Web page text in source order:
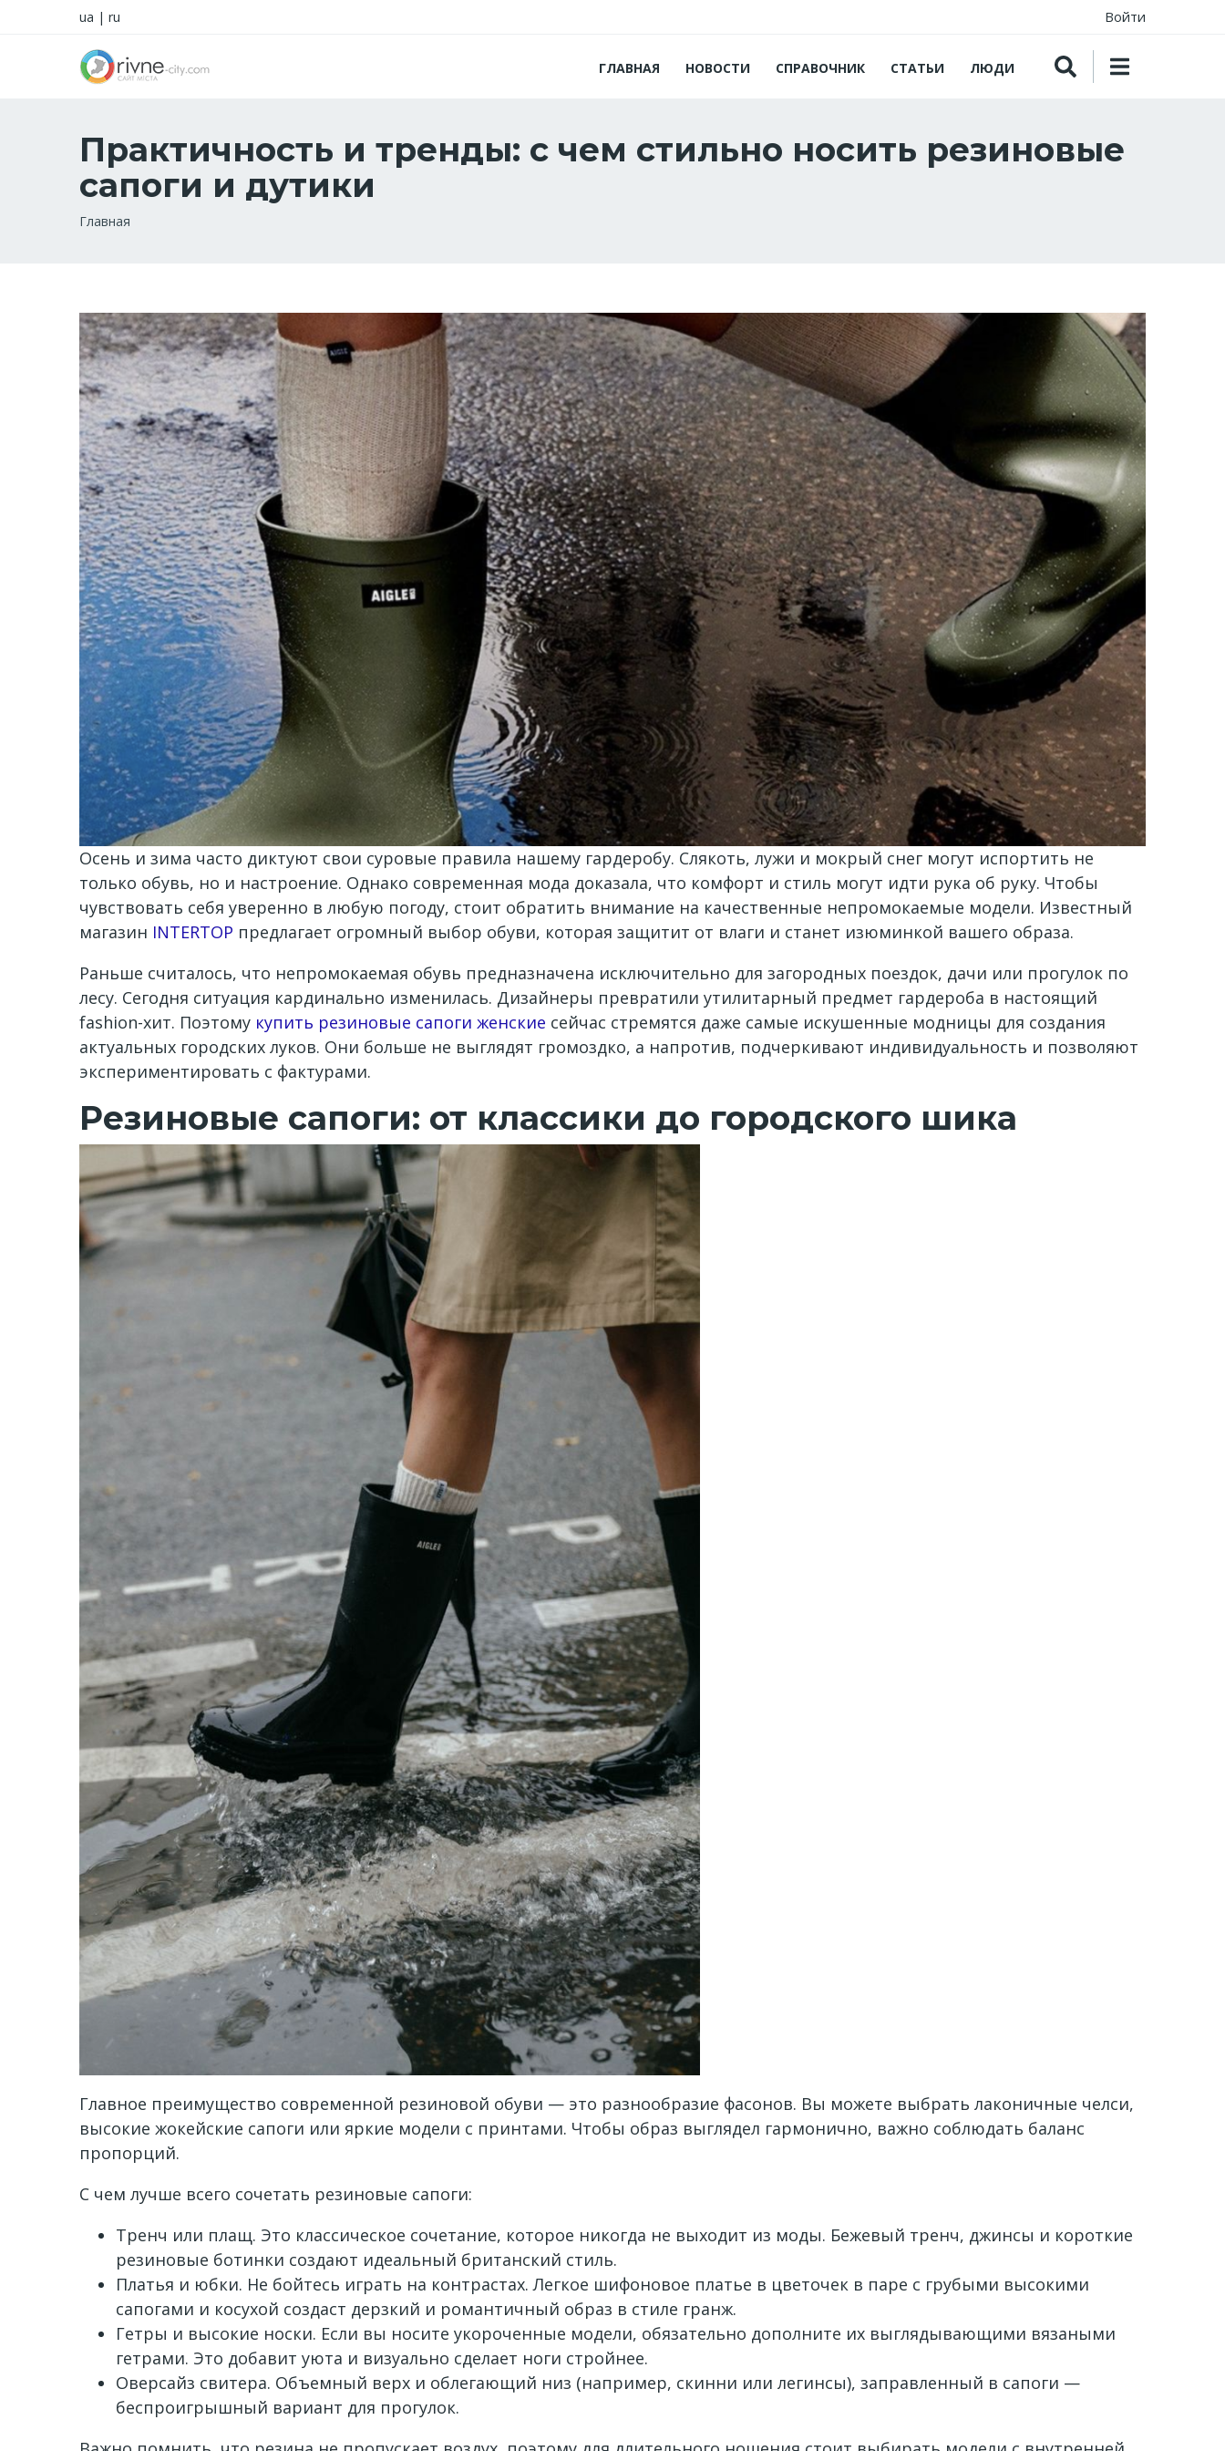
ua | ru Войти
ГЛАВНАЯ НОВОСТИ СПРАВОЧНИК СТАТЬИ ЛЮДИ
Практичность и тренды: с чем стильно носить резиновые
сапоги и дутики
Строка
Главная
Осень и зима часто диктуют свои суровые правила нашему гардеробу. Слякоть, лужи и мокрый снег могут испортить не
только обувь, но и настроение. Однако современная мода доказала, что комфорт и стиль могут идти рука об руку. Чтобы
чувствовать себя уверенно в любую погоду, стоит обратить внимание на качественные непромокаемые модели. Известный
магазин INTERTOP предлагает огромный выбор обуви, которая защитит от влаги и станет изюминкой вашего образа.
Раньше считалось, что непромокаемая обувь предназначена исключительно для загородных поездок, дачи или прогулок по
лесу. Сегодня ситуация кардинально изменилась. Дизайнеры превратили утилитарный предмет гардероба в настоящий
fashion-хит. Поэтому купить резиновые сапоги женские сейчас стремятся даже самые искушенные модницы для создания
актуальных городских луков. Они больше не выглядят громоздко, а напротив, подчеркивают индивидуальность и позволяют
экспериментировать с фактурами.
Резиновые сапоги: от классики до городского шика
Главное преимущество современной резиновой обуви — это разнообразие фасонов. Вы можете выбрать лаконичные челси,
высокие жокейские сапоги или яркие модели с принтами. Чтобы образ выглядел гармонично, важно соблюдать баланс
пропорций.
С чем лучше всего сочетать резиновые сапоги:
Тренч или плащ. Это классическое сочетание, которое никогда не выходит из моды. Бежевый тренч, джинсы и короткие
резиновые ботинки создают идеальный британский стиль.
Платья и юбки. Не бойтесь играть на контрастах. Легкое шифоновое платье в цветочек в паре с грубыми высокими
сапогами и косухой создаст дерзкий и романтичный образ в стиле гранж.
Гетры и высокие носки. Если вы носите укороченные модели, обязательно дополните их выглядывающими вязаными
гетрами. Это добавит уюта и визуально сделает ноги стройнее.
Оверсайз свитера. Объемный верх и облегающий низ (например, скинни или легинсы), заправленный в сапоги —
беспроигрышный вариант для прогулок.